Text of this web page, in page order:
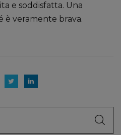
e soddisfatta. Una
è veramente brava.